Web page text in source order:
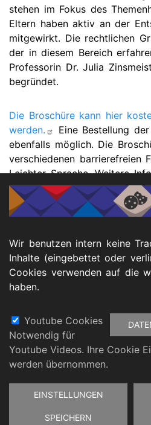
stehen im Fokus des
Eltern haben aktiv an der
mitgewirkt. Die rechtlichen
der in diesem Bereich
Professorin Dr. Julia
begründet.
Die Broschüre kann hier
werden.
Eine Bestellung
ebenfalls möglich. Die
verschiedenen barrierefreien
Leichter Sprache. Weitere
es unterhttps://www.ksl-
📥 Downloads
Medien-Information zum
Fußbereich
Wir benutzen intern keine
Inhalte (eingebettet oder
Cookies verwenden auf die
haben.
Youtube Cookies
Notwendig für
Youtube Videos. Ihre Cookie
werden übernommen.
EINSTELLUNGEN
SPEICHERN
Zustimmung
zurückziehen